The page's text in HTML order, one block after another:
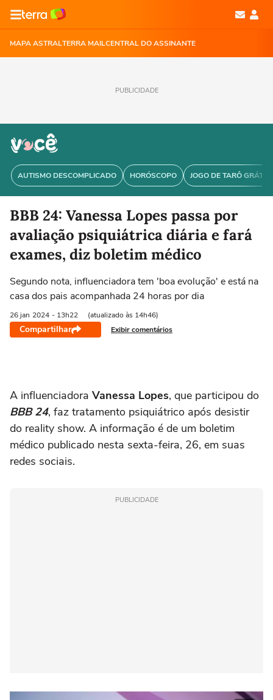
MAPA ASTRALTERRA MAILCENTRAL DO ASSINANTE
PUBLICIDADE
AUTISMO DESCOMPLICADO HORÓSCOPO JOGO DE TARÔ GRÁTIS
BBB 24: Vanessa Lopes passa por
avaliação psiquiátrica diária e fará
exames, diz boletim médico
Segundo nota, influenciadora tem 'boa evolução' e está na
casa dos pais acompanhada 24 horas por dia
26 jan 2024 - 13h22 (atualizado às 14h46)
Compartilhar Exibir comentários
A influenciadora Vanessa Lopes, que participou do
BBB 24, faz tratamento psiquiátrico após desistir
do reality show. A informação é de um boletim
médico publicado nesta sexta-feira, 26, em suas
redes sociais.
PUBLICIDADE